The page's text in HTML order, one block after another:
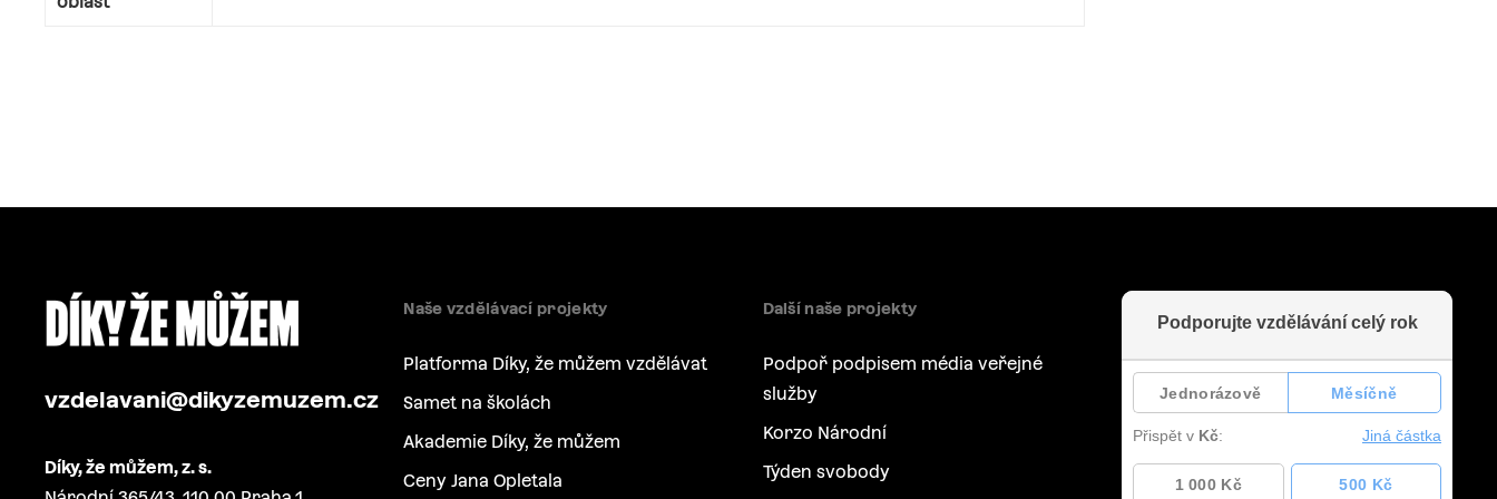
vzdelavani@dikyzemuzem.cz
Díky, že můžem, z. s.
Naše vzdělávací projekty
Platforma Díky, že můžem vzdělávat
Samet na školách
Akademie Díky, že můžem
Ceny Jana Opletala
Další naše projekty
Podpoř podpisem média veřejné
služby
Korzo Národní
Týden svobody